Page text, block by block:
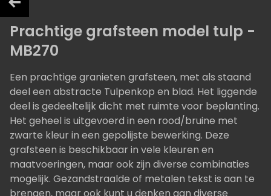
Prachtige grafsteen model tulp -
MB270
Een prachtige granieten grafsteen, met als staand
deel een abstracte Tulpenkop en blad. Het liggende
deel is gedeeltelijk dicht met ruimte voor beplanting.
Het geheel is uitgevoerd in een rood/bruine met
zwarte kleur in een gepolijste bewerking. Deze
grafsteen is beschikbaar in vele kleuren en
maatvoeringen, maar ook zijn diverse combinaties
mogelijk. Gezandstraalde of metalen tekst is aan te
brengen, maar ook kunt u denken aan diverse